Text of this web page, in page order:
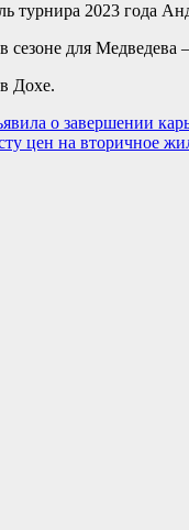
турнира 2023 года
для
Дохе.
о завершении
цен на вторичное